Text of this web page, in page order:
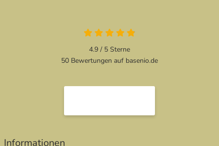
4.9 / 5 Sterne
50 Bewertungen auf basenio.de
Informationen